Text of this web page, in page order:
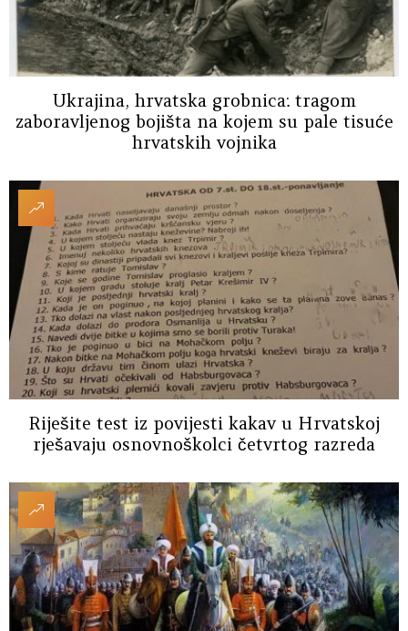
Ukrajina, hrvatska grobnica: tragom
zaboravljenog bojišta na kojem su pale tisuće
hrvatskih vojnika
Riješite test iz povijesti kakav u Hrvatskoj
rješavaju osnovnoškolci četvrtog razreda